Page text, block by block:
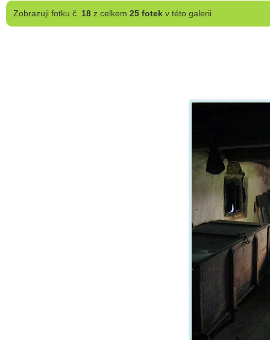
Zobrazujifotku č. 18z celkem 25 fotekv této galerii.